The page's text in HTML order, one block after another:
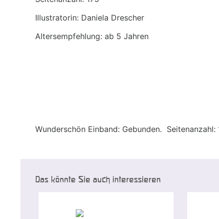
Illustratorin: Daniela Drescher
Altersempfehlung: ab 5 Jahren
Wunderschön Einband: Gebunden.
Das könnte Sie auch interessieren